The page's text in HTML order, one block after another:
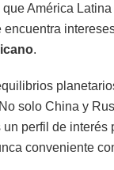
América
.
solo China y
perfil de
conveniente